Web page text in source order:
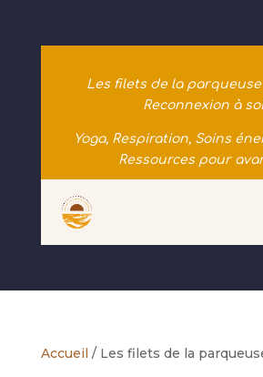
Les filets de la parqueuse
Reconnexion à
Yoga, Respiration, Soins
Ressources pour
Accueil / Les filets de la